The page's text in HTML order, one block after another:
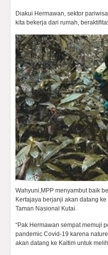
Diakui Hermawan, sektor
kita bekerja dari rumah,
Wahyuni,MPP menyambut baik
Kertajaya berjanji akan datang
Taman Nasional Kutai.
“Pak Hermawan sempat memuji
pandemic Covid-19 karena
akan datang ke Kaltim untuk